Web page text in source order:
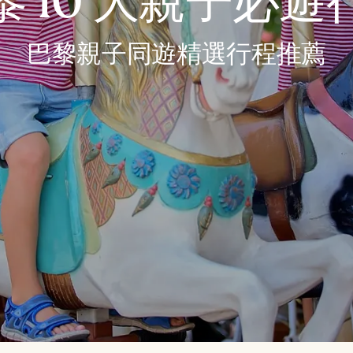
巴黎親子同遊精選行程推薦